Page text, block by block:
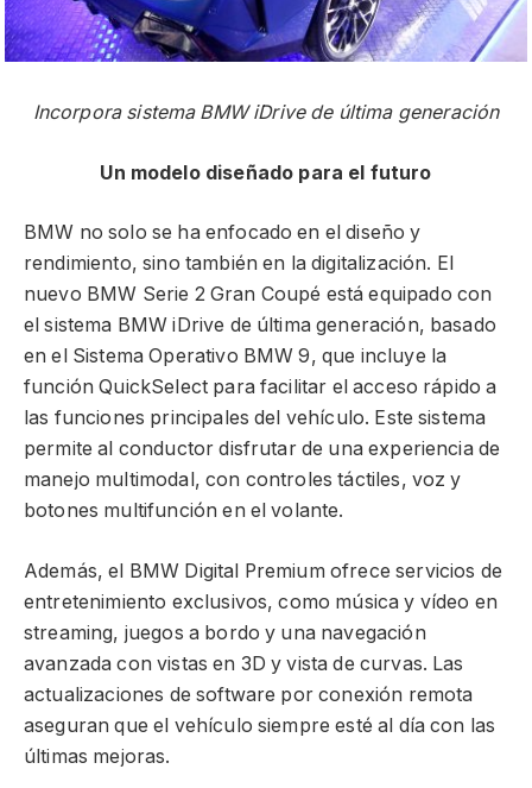
Incorpora sistema BMW iDrive de última generación
Un modelo diseñado para el futuro
BMW no solo se ha enfocado en el diseño y
rendimiento, sino también en la digitalización. El
nuevo BMW Serie 2 Gran Coupé está equipado con
el sistema BMW iDrive de última generación, basado
en el Sistema Operativo BMW 9, que incluye la
función QuickSelect para facilitar el acceso rápido a
las funciones principales del vehículo. Este sistema
permite al conductor disfrutar de una experiencia de
manejo multimodal, con controles táctiles, voz y
botones multifunción en el volante.
Además, el BMW Digital Premium ofrece servicios de
entretenimiento exclusivos, como música y vídeo en
streaming, juegos a bordo y una navegación
avanzada con vistas en 3D y vista de curvas. Las
actualizaciones de software por conexión remota
aseguran que el vehículo siempre esté al día con las
últimas mejoras.